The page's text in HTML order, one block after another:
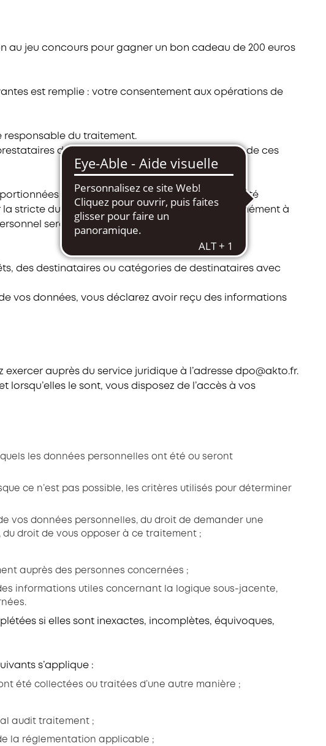
au jeu concours pour gagner un bon cadeau de 200 euros
est remplie : votre consentement aux opérations de
responsable du traitement.
de services peuvent être destinataires de ces
aux finalités pour lesquelles elles ont été
stricte durée nécessaire au traitement, conformément à
seront conservées jusqu’en mai 2024.
des destinataires ou catégories de destinataires avec
vos données, vous déclarez avoir reçu des informations
auprès du service juridique à l’adresse dpo@akto.fr.
le sont, vous disposez de l’accès à vos
les données personnelles ont été ou seront
ce n’est pas possible, les critères utilisés pour déterminer
vos données personnelles, du droit de demander une
droit de vous opposer à ce traitement ;
auprès des personnes concernées ;
informations utiles concernant la logique sous-jacente,
si elles sont inexactes, incomplètes, équivoques,
s’applique :
été collectées ou traitées d’une autre manière ;
audit traitement ;
la réglementation applicable ;